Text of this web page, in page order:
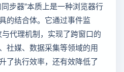
步器”本质上是一种浏览器行
的结合体。它通过事件监
代理机制，实现了跨窗口的
社媒、数据采集等领域的用
了执行效率，还有效降低了